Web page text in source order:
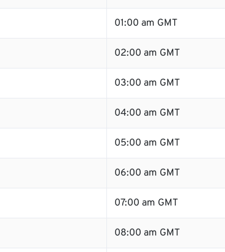
01:00 am GMT
02:00 am GMT
03:00 am GMT
04:00 am GMT
05:00 am GMT
06:00 am GMT
07:00 am GMT
08:00 am GMT